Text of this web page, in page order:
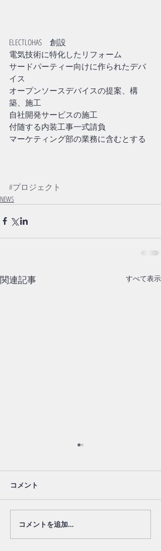
ELECTLOHAS　創設
電気技術に特化したリフォーム
サードパーティー向けに作られたデバ
イス
オープンソースデバイスの提案、構
築、施工
自社開発サービスの施工
付随する内装工事一式請負
マーケティング部の業務に含むとする
#プロジェクト
NEWS
関連記事 すべて表示
コメント
コメントを追加…